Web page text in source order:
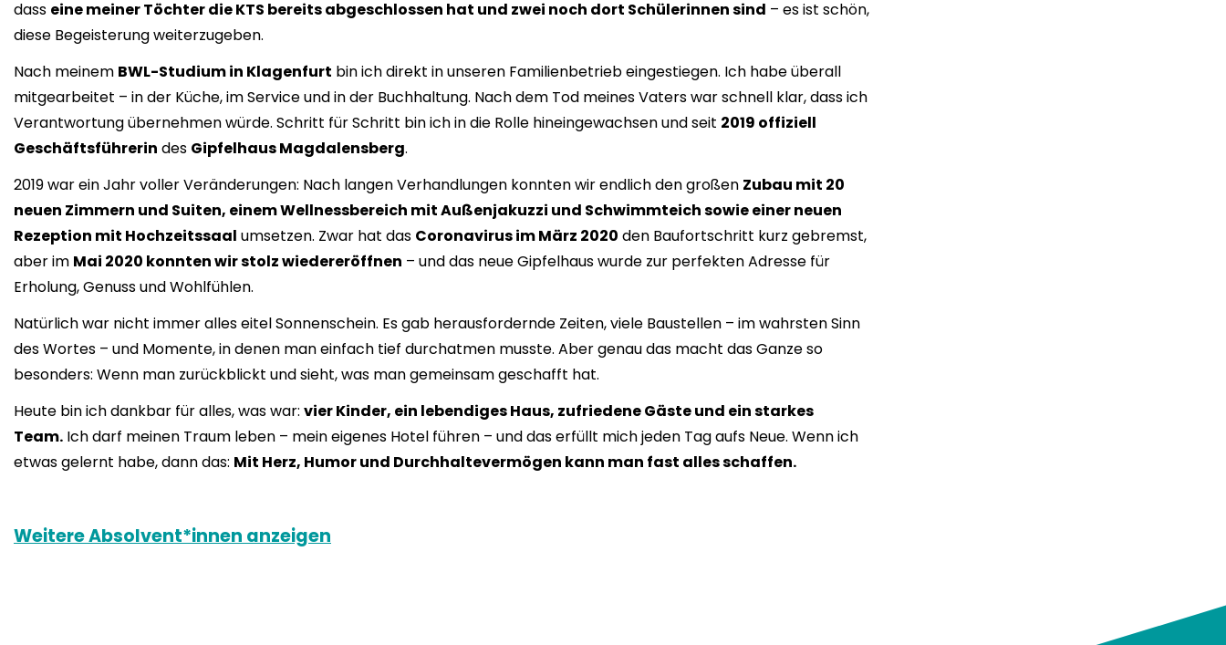
dass eine meiner Töchter die KTS bereits abgeschlossen hat und zwei noch dort Schülerinnen sind – es ist schön,
diese Begeisterung weiterzugeben.
Nach meinem BWL-Studium in Klagenfurt bin ich direkt in unseren Familienbetrieb eingestiegen. Ich habe überall
mitgearbeitet – in der Küche, im Service und in der Buchhaltung. Nach dem Tod meines Vaters war schnell klar, dass ich
Verantwortung übernehmen würde. Schritt für Schritt bin ich in die Rolle hineingewachsen und seit 2019 offiziell
Geschäftsführerin des Gipfelhaus Magdalensberg.
2019 war ein Jahr voller Veränderungen: Nach langen Verhandlungen konnten wir endlich den großen Zubau mit 20
neuen Zimmern und Suiten, einem Wellnessbereich mit Außenjakuzzi und Schwimmteich sowie einer neuen
Rezeption mit Hochzeitssaal umsetzen. Zwar hat das Coronavirus im März 2020 den Baufortschritt kurz gebremst,
aber im Mai 2020 konnten wir stolz wiedereröffnen – und das neue Gipfelhaus wurde zur perfekten Adresse für
Erholung, Genuss und Wohlfühlen.
Natürlich war nicht immer alles eitel Sonnenschein. Es gab herausfordernde Zeiten, viele Baustellen – im wahrsten Sinn
des Wortes – und Momente, in denen man einfach tief durchatmen musste. Aber genau das macht das Ganze so
besonders: Wenn man zurückblickt und sieht, was man gemeinsam geschafft hat.
Heute bin ich dankbar für alles, was war: vier Kinder, ein lebendiges Haus, zufriedene Gäste und ein starkes
Team. Ich darf meinen Traum leben – mein eigenes Hotel führen – und das erfüllt mich jeden Tag aufs Neue. Wenn ich
etwas gelernt habe, dann das: Mit Herz, Humor und Durchhaltevermögen kann man fast alles schaffen.
Weitere Absolvent*innen anzeigen